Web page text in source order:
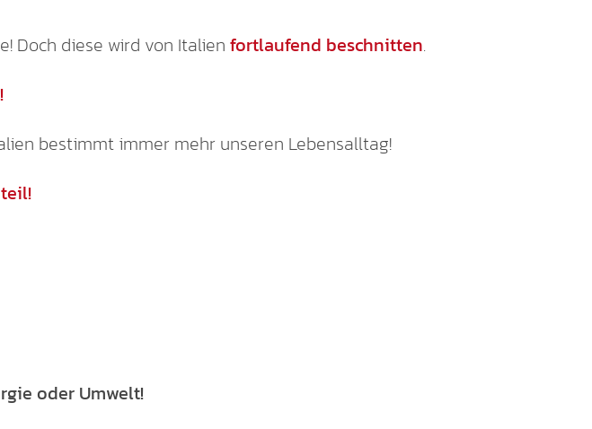
Doch diese wird von Italien fortlaufend beschnitten.
bestimmt immer mehr unseren Lebensalltag!
oder Umwelt!